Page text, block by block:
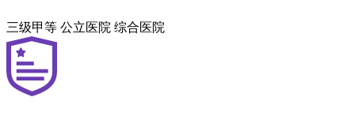
三级甲等 公立医院 综合医院